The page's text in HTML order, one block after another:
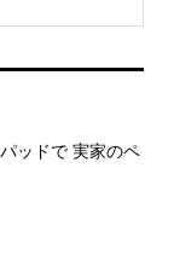
ッドで 実家のペ